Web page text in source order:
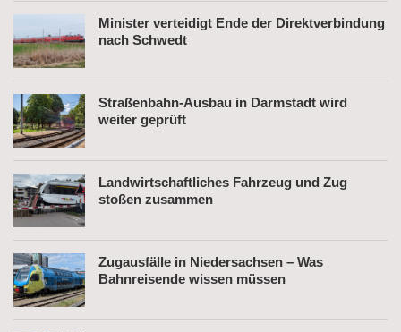
Minister verteidigt Ende der Direktverbindung
nach Schwedt
Straßenbahn-Ausbau in Darmstadt wird
weiter geprüft
Landwirtschaftliches Fahrzeug und Zug
stoßen zusammen
Zugausfälle in Niedersachsen – Was
Bahnreisende wissen müssen